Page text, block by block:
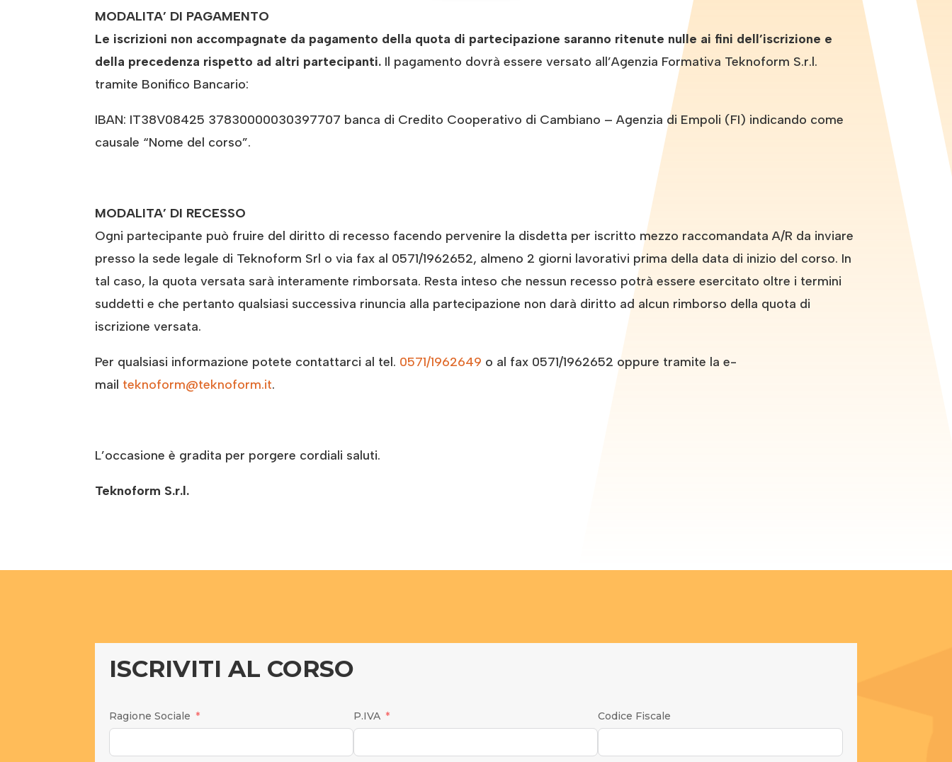
MODALITA’ DI PAGAMENTO
Le iscrizioni non accompagnate da pagamento della quota di partecipazione saranno ritenute nulle ai fini dell’iscrizione e
della precedenza rispetto ad altri partecipanti. Il pagamento dovrà essere versato all’Agenzia Formativa Teknoform S.r.l.
tramite Bonifico Bancario:
IBAN: IT38V08425 37830000030397707 banca di Credito Cooperativo di Cambiano – Agenzia di Empoli (FI) indicando come
causale “Nome del corso”.
MODALITA’ DI RECESSO
Ogni partecipante può fruire del diritto di recesso facendo pervenire la disdetta per iscritto mezzo raccomandata A/R da inviare
presso la sede legale di Teknoform Srl o via fax al 0571/1962652, almeno 2 giorni lavorativi prima della data di inizio del corso. In
tal caso, la quota versata sarà interamente rimborsata. Resta inteso che nessun recesso potrà essere esercitato oltre i termini
suddetti e che pertanto qualsiasi successiva rinuncia alla partecipazione non darà diritto ad alcun rimborso della quota di
iscrizione versata.
Per qualsiasi informazione potete contattarci al tel. 0571/1962649 o al fax 0571/1962652 oppure tramite la e-
mail teknoform@teknoform.it.
L’occasione è gradita per porgere cordiali saluti.
Teknoform S.r.l.
ISCRIVITI AL CORSO
Ragione Sociale P.IVA Codice Fiscale